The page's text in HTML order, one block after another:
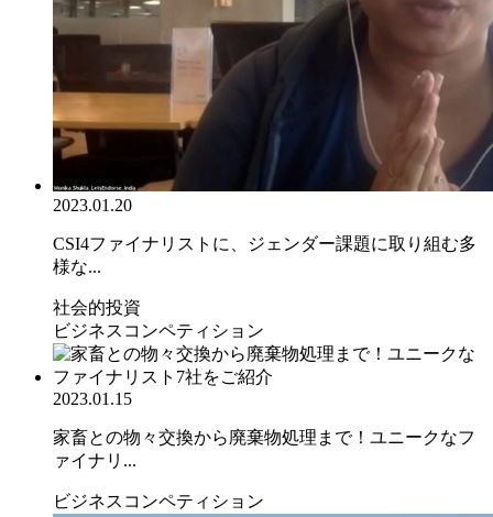
2023.01.20
CSI4ファイナリストに、ジェンダー課題に取り組む多
様な...
社会的投資
ビジネスコンペティション
2023.01.15
家畜との物々交換から廃棄物処理まで！ユニークなフ
ァイナリ...
ビジネスコンペティション